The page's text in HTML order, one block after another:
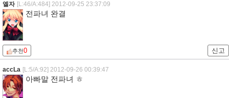
엘자 [L:46/A:484] 2012-09-25 23:37:09
전파녀 완결
추천0 신고
accLa [L:5/A:92] 2012-09-26 00:39:47
아빠말 전파녀 ㅎ